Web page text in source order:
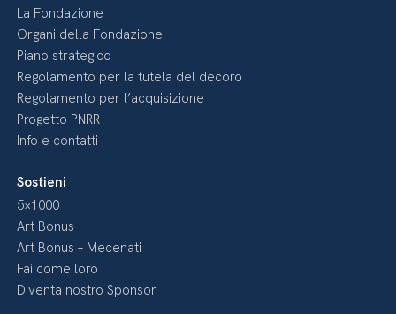
La Fondazione
Organi della Fondazione
Piano strategico
Regolamento per la tutela del decoro
Regolamento per l’acquisizione
Progetto PNRR
Info e contatti
Sostieni
5×1000
Art Bonus
Art Bonus – Mecenati
Fai come loro
Diventa nostro Sponsor